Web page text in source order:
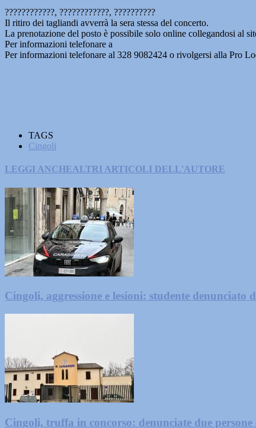
????????????, ????????????, ??????????
Il ritiro dei tagliandi avverrà la sera stessa del concerto.
La prenotazione del posto è possibile solo online collegandosi al
Per informazioni telefonare a
Per informazioni telefonare al 328 9082424 o rivolgersi alla Pro
TAGS
Cingoli
LEGGI ANCHEALTRI ARTICOLI DELL'AUTORE
Cingoli, aggressione e lesioni: studente denunciato
Cingoli, truffa in concorso: denunciate due